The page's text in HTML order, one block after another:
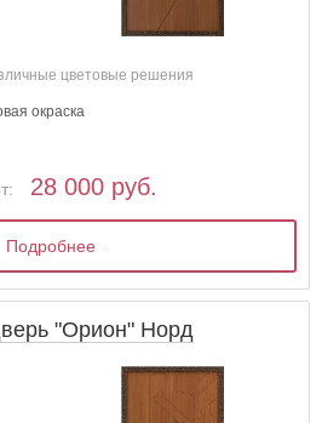
цветовые решения
окраска
28 000 руб.
Подробнее
"Орион" Норд